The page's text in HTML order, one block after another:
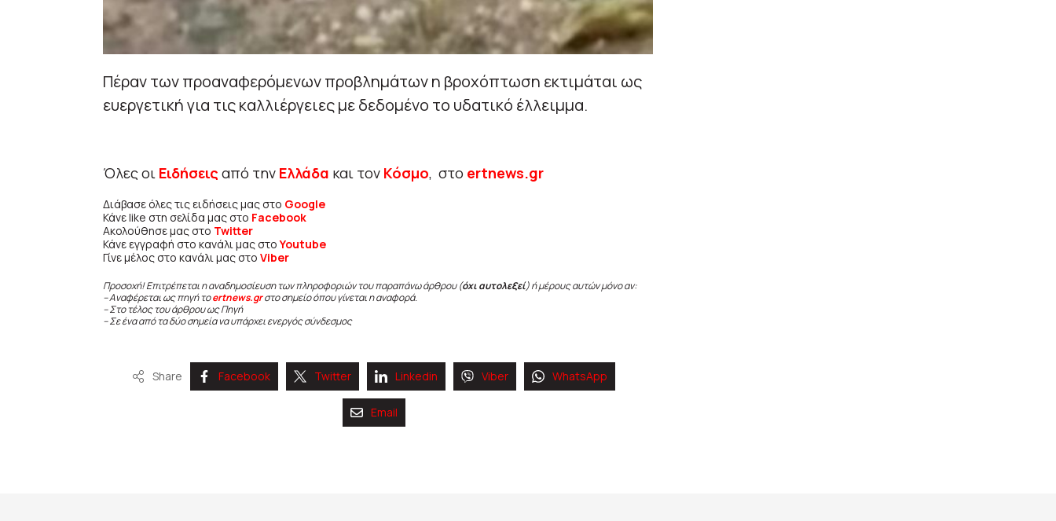
Πέραν των προαναφερόμενων προβλημάτων η βροχόπτωση εκτιμάται ως
ευεργετική για τις καλλιέργειες με δεδομένο το υδατικό έλλειμμα.
Όλες οι Ειδήσεις από την Ελλάδα και τον Κόσμο, στο ertnews.gr
Διάβασε όλες τις ειδήσεις μας στο Google
Κάνε like στη σελίδα μας στο Facebook
Ακολούθησε μας στο Twitter
Κάνε εγγραφή στο κανάλι μας στοYoutube
Γίνε μέλος στο κανάλι μας στο Viber
Προσοχή! Επιτρέπεται η αναδημοσίευση των πληροφοριών του παραπάνω άρθρου (όχι αυτολεξεί) ή μέρους αυτών μόνο αν:
– Αναφέρεται ως πηγή τοertnews.gr στο σημείο όπου γίνεται η αναφορά.
– Στο τέλος του άρθρου ως Πηγή
– Σε ένα από τα δύο σημεία να υπάρχει ενεργός σύνδεσμος
Share Facebook Twitter Linkedin Viber WhatsApp
Email